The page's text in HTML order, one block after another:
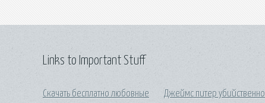
Links to Important Stuff
Скачать бесплатно любовные Джеймс питер убийственно